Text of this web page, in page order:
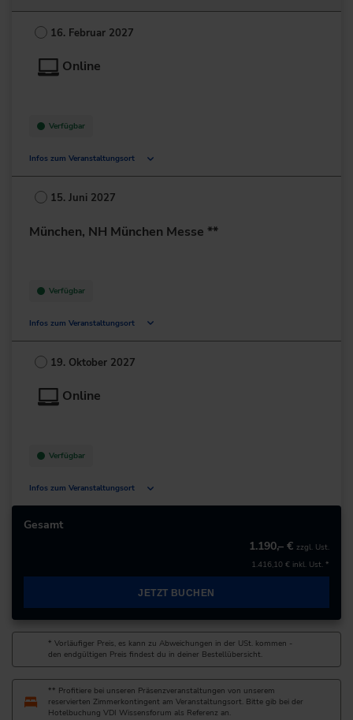
Mailänder Straße 1
60598 Frankfurt am Main
16. Februar 2027
Online
Verfügbar
Infos zum Veranstaltungsort
Deutschland
+49 211/6214-201
15. Juni 2027
München, NH München Messe **
Verfügbar
Infos zum Veranstaltungsort
Eggenfeldener Str. 100
81929 München
19. Oktober 2027
Online
Verfügbar
Infos zum Veranstaltungsort
Deutschland
Gesamt
1.190,– € zzgl. Ust.
1.416,10 € inkl. Ust. *
JETZT BUCHEN
* Vorläufiger Preis, es kann zu Abweichungen in der USt. kommen -
den endgültigen Preis findest du in deiner Bestellübersicht.
** Profitiere bei unseren Präsenzveranstaltungen von unserem
reservierten Zimmerkontingent am Veranstaltungsort. Bitte gib bei der
Hotelbuchung VDI Wissensforum als Referenz an.